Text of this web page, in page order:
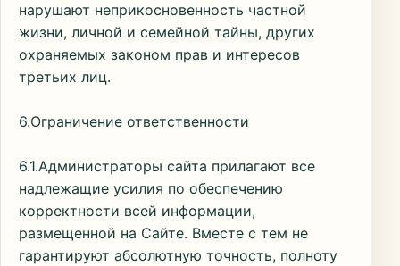
нарушают неприкосновенность частной
жизни, личной и семейной тайны, других
охраняемых законом прав и интересов
третьих лиц.
6.Ограничение ответственности
6.1.Администраторы сайта прилагают все
надлежащие усилия по обеспечению
корректности всей информации,
размещенной на Сайте. Вместе с тем не
гарантируют абсолютную точность, полноту